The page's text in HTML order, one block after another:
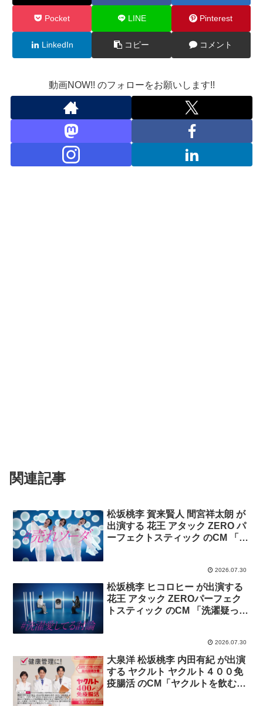
Pocket LINE Pinterest
LinkedIn コピー コメント
動画NOW!! のフォローをお願いします!!
関連記事
松坂桃李 賀来賢人 間宮祥太朗 が
出演する 花王 アタック ZERO パ
ーフェクトスティック のCM 「落
2026.07.30
松坂桃李 ヒコロヒー が出演する
花王 アタック ZEROパーフェク
トスティック のCM 「洗濯疑って
2026.07.30
大泉洋 松坂桃李 内田有紀 が出演
する ヤクルト ヤクルト４００免
疫腸活 のCM「ヤクルトを飲む理